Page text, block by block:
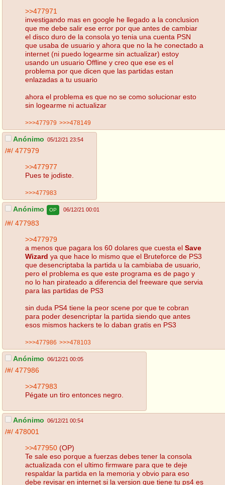
>>477971
investigando mas en google he llegado a la conclusion
que me debe salir ese error por que antes de cambiar
el disco duro de la consola yo tenia una cuenta PSN
que usaba de usuario y ahora que no la he conectado a
internet (ni puedo logearme sin actualizar) estoy
usando un usuario Offline y creo que ese es el
problema por que dicen que las partidas estan
enlazadas a tu usuario
ahora el problema es que no se como solucionar esto
sin logearme ni actualizar
>>>477979 >>>478149
Anónimo 05/12/21 23:54
/#/ 477979
>>477977
Pues te jodiste.
>>>477983
Anónimo OP 06/12/21 00:01
/#/ 477983
>>477979
a menos que pagara los 60 dolares que cuesta el Save
Wizard ya que hace lo mismo que el Bruteforce de PS3
que desencriptaba la partida u la cambiaba de usuario,
pero el problema es que este programa es de pago y
no lo han pirateado a diferencia del freeware que servia
para las partidas de PS3
sin duda PS4 tiene la peor scene por que te cobran
para poder desencriptar la partida siendo que antes
esos mismos hackers te lo daban gratis en PS3
>>>477986 >>>478103
Anónimo 06/12/21 00:05
/#/ 477986
>>477983
Pégate un tiro entonces negro.
Anónimo 06/12/21 00:54
/#/ 478001
>>477950 (OP)
Te sale eso porque a fuerzas debes tener la consola
actualizada con el ultimo firmware para que te deje
respaldar la partida en la memoria y obvio para eso
debe revisar en internet si la version que tiene tu ps4 es